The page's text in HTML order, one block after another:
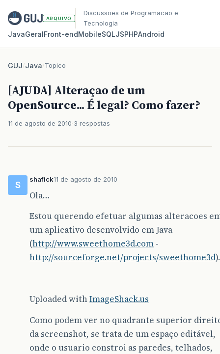
ARQUIVO
Discussoes de Programacao e
Tecnologia
JavaGeralFront‑endMobileSQLJSPHPAndroid
GUJ/Java/Topico
[AJUDA] Alteraçao de um
OpenSource... É legal? Como fazer?
11 de agosto de 2010 3 respostas
S
shafick11 de agosto de 2010
Ola…
Estou querendo efetuar algumas alteracoes
um aplicativo desenvolvido em Java
(http://www.sweethome3d.com -
http://sourceforge.net/projects/sweethome3d).
Uploaded withImageShack.us
Como podem ver no quadrante superior
da screenshot, se trata de um espaço editável,
onde o usuario constroi as paredes, telhados,